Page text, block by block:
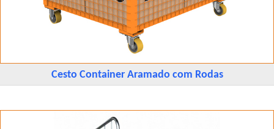
Cesto Container Aramado com Rodas